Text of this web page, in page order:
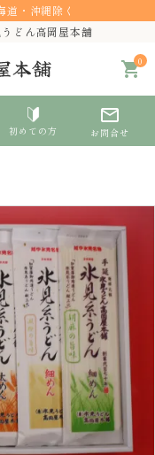
・沖縄除く
どん高岡屋本舗
0
shopping_cart
初めての方
mail_outline
お問合せ